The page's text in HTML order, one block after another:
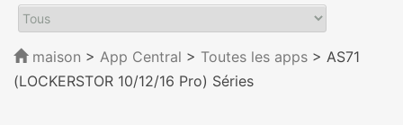
maison > App Central > Toutes les apps > AS71
(LOCKERSTOR 10/12/16 Pro) Séries